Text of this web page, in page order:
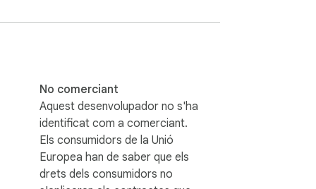
No comerciant
Aquest desenvolupador no s'ha
identificat com a comerciant.
Els consumidors de la Unió
Europea han de saber que els
drets dels consumidors no